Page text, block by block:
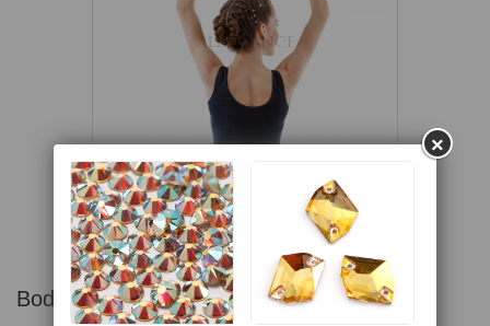
Zobacz większe
Body bawełniane SHANICE czarne
×